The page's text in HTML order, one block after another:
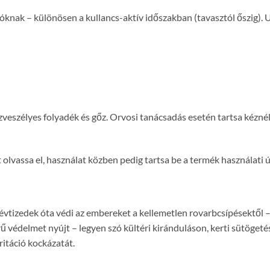
– különösen a kullancs-aktív időszakban (tavasztól
folyadék és gőz. Orvosi tanácsadás esetén tartsa
el, használat közben pedig tartsa be a termék
óta védi az embereket a kellemetlen
védelmet nyújt – legyen szó kültéri kiránduláson, kerti
kockázatát.